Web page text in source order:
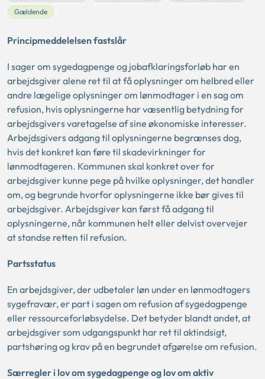
Gældende
Principmeddelelsen fastslår
I sager om sygedagpenge og jobafklaringsforløb har en
arbejdsgiver alene ret til at få oplysninger om helbred eller
andre lægelige oplysninger om lønmodtager i en sag om
refusion, hvis oplysningerne har væsentlig betydning for
arbejdsgivers varetagelse af sine økonomiske interesser.
Arbejdsgivers adgang til oplysningerne begrænses dog,
hvis det konkret kan føre til skadevirkninger for
lønmodtageren. Kommunen skal konkret over for
arbejdsgiver kunne pege på hvilke oplysninger, det handler
om, og begrunde hvorfor oplysningerne ikke bør gives til
arbejdsgiver. Arbejdsgiver kan først få adgang til
oplysningerne, når kommunen helt eller delvist overvejer
at standse retten til refusion.
Partsstatus
En arbejdsgiver, der udbetaler løn under en lønmodtagers
sygefravær, er part i sagen om refusion af sygedagpenge
eller ressourceforløbsydelse. Det betyder blandt andet, at
arbejdsgiver som udgangspunkt har ret til aktindsigt,
partshøring og krav på en begrundet afgørelse om refusion.
Særregler i lov om sygedagpenge og lov om aktiv